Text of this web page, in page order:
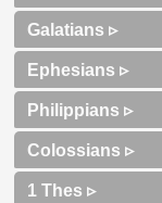
Galatians ▹
Ephesians ▹
Philippians ▹
Colossians ▹
1 Thes ▹